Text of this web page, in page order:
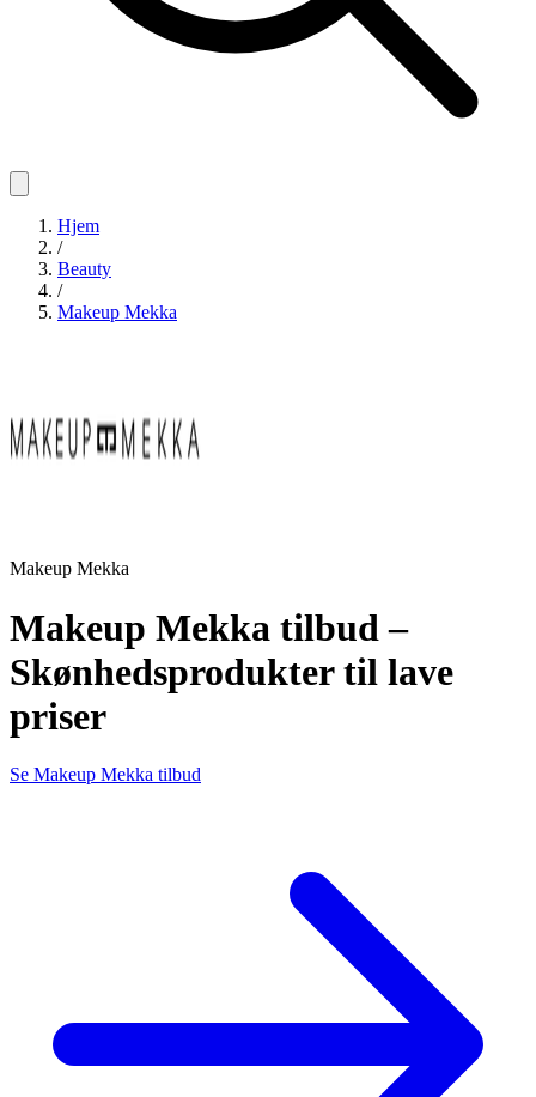
Hjem
/
Beauty
/
Makeup Mekka
Makeup Mekka
Makeup Mekka tilbud –
Skønhedsprodukter til lave
priser
Se Makeup Mekka tilbud